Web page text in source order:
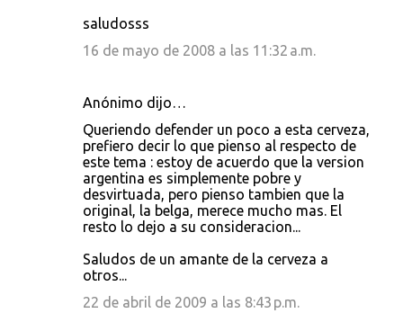
saludosss
16 de mayo de 2008 a las 11:32 a.m.
Anónimo dijo…
Queriendo defender un poco a esta cerveza,
prefiero decir lo que pienso al respecto de
este tema : estoy de acuerdo que la version
argentina es simplemente pobre y
desvirtuada, pero pienso tambien que la
original, la belga, merece mucho mas. El
resto lo dejo a su consideracion...
Saludos de un amante de la cerveza a
otros...
22 de abril de 2009 a las 8:43 p.m.